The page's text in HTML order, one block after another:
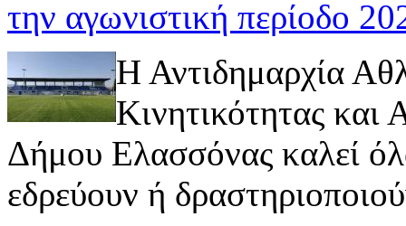
την αγωνιστική περίοδο
Η Αντιδημαρχία
Κινητικότητας
Δήμου Ελασσόνας καλεί
εδρεύουν ή